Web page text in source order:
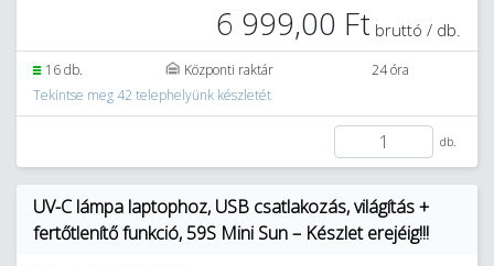
6 999,00 Ft bruttó / db.
16 db. Központi raktár
24 óra
Tekintse meg 42 telephelyünk készletét
db.
UV-C lámpa laptophoz, USB csatlakozás, világítás +
fertőtlenítő funkció, 59S Mini Sun – Készlet erejéig!!!